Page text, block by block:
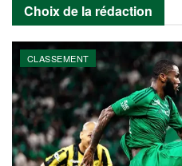
Choix de la rédaction
CLASSEMENT